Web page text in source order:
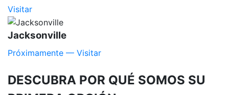
Visitar
Jacksonville
Próximamente — Visitar
DESCUBRA POR QUÉ SOMOS SU